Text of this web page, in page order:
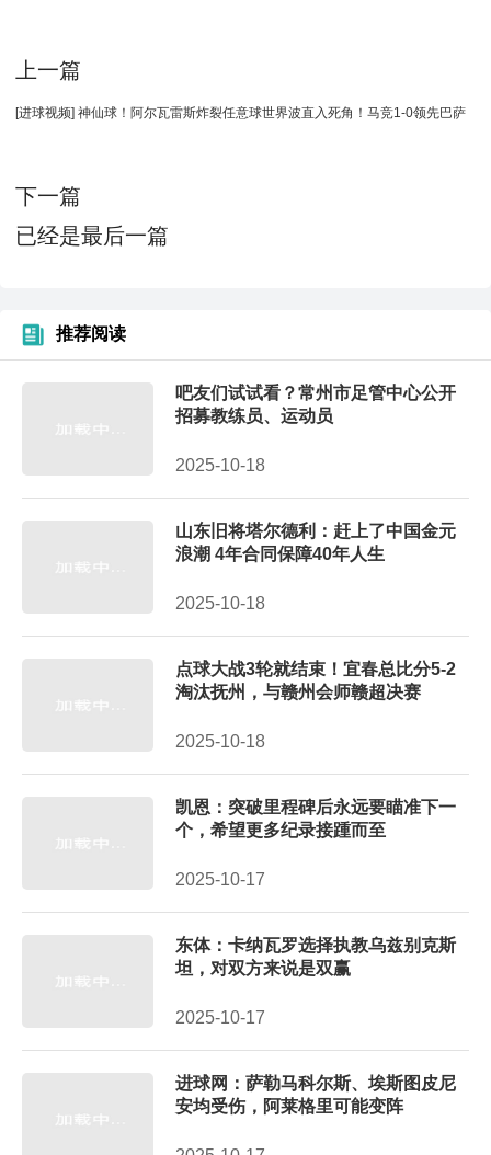
上一篇
[进球视频] 神仙球！阿尔瓦雷斯炸裂任意球世界波直入死角！马竞1-0领先巴萨
下一篇
已经是最后一篇
推荐阅读
吧友们试试看？常州市足管中心公开
招募教练员、运动员
2025-10-18
山东旧将塔尔德利：赶上了中国金元
浪潮 4年合同保障40年人生
2025-10-18
点球大战3轮就结束！宜春总比分5-2
淘汰抚州，与赣州会师赣超决赛
2025-10-18
凯恩：突破里程碑后永远要瞄准下一
个，希望更多纪录接踵而至
2025-10-17
东体：卡纳瓦罗选择执教乌兹别克斯
坦，对双方来说是双赢
2025-10-17
进球网：萨勒马科尔斯、埃斯图皮尼
安均受伤，阿莱格里可能变阵